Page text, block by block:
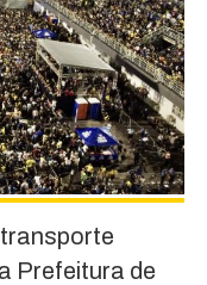
Prefeitura de